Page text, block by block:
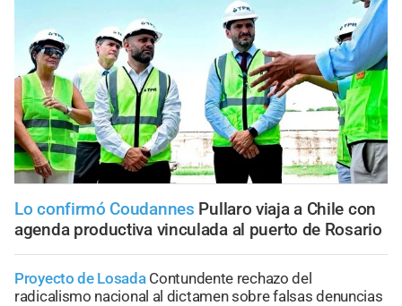
Lo confirmó Coudannes Pullaro viaja a Chile con
agenda productiva vinculada al puerto de Rosario
Proyecto de Losada Contundente rechazo del
radicalismo nacional al dictamen sobre falsas denuncias